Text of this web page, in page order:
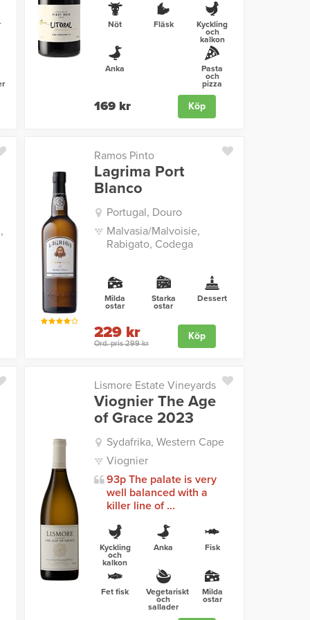
Nöt Fläsk Kyckling
och
kalkon
Anka Pasta
och
pizza
169 kr Köp
Ramos Pinto
Lagrima Port
Blanco
Portugal, Douro
Malvasia/Malvoisie,
Rabigato, Codega
Milda
ostar
Starka
ostar
Dessert
229 kr
Ord. pris 299 kr
Köp
Lismore Estate Vineyards
Viognier The Age
of Grace 2023
Sydafrika, Western Cape
Viognier
93p The palate is very
well balanced with a
killer line of ...
Kyckling
och
kalkon
Anka Fisk
Fet fisk Vegetariskt
och
sallader
Milda
ostar